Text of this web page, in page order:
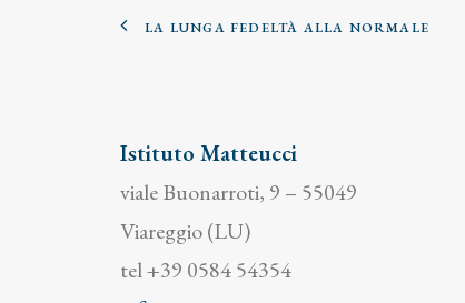
LA LUNGA FEDELTÀ ALLA NORMALE
Istituto Matteucci
viale Buonarroti, 9 – 55049
Viareggio (LU)
tel +39 0584 54354